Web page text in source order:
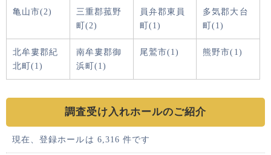
調査受け入れホールのご紹介
現在、登録ホールは 6,316 件です
亀山市(2)
三重郡菰野
町(2)
員弁郡東員
町(1)
多気郡大台
町(1)
北牟婁郡紀
北町(1)
南牟婁郡御
浜町(1)
尾鷲市(1) 熊野市(1)